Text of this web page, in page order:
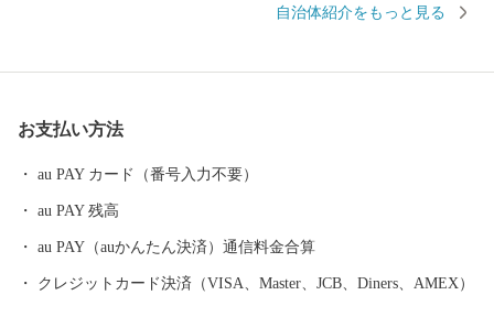
焼津では水産加工業も全国屈指の生産地となっており、カツオ節
をお楽しみください。
自治体紹介をもっと見る
お支払い方法
au PAY カード（番号入力不要）
au PAY 残高
au PAY（auかんたん決済）通信料金合算
クレジットカード決済（VISA、Master、JCB、Diners、AMEX）